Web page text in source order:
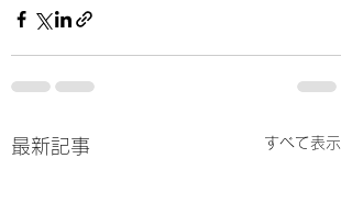
最新記事 すべて表示